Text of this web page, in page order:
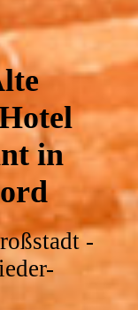
in
-